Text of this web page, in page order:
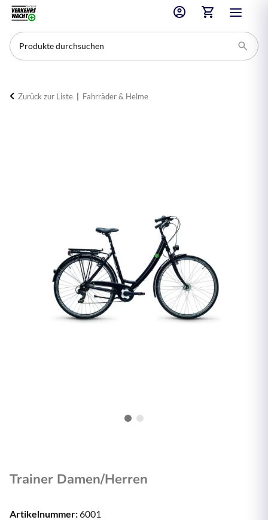
Zurück zur Liste Fahrräder & Helme
Trainer Damen/Herren
Artikelnummer:6001